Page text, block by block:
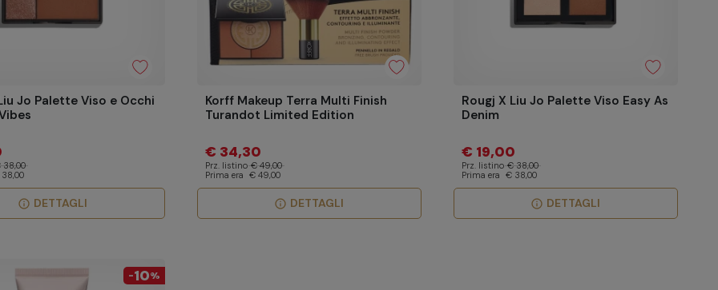
Jo Palette Viso e Occhi
38,00
info DETTAGLI
Korff Makeup Terra Multi Finish
Turandot Limited Edition
€ 34,30
Prz. listino € 49,00
Prima era € 49,00
info DETTAGLI
Rougj X Liu Jo Palette Viso Easy As
Denim
€ 19,00
Prz. listino € 38,00
Prima era € 38,00
info DETTAGLI
-10%